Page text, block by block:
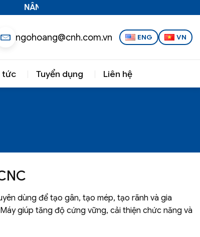
NÂNG TẦM CÔNG NGHỆ VIỆT
ngohoang@cnh.com.vn ENG VN
tức Tuyển dụng Liên hệ
dùng để tạo gân, tạo mép, tạo rãnh và gia
giúp tăng độ cứng vững, cải thiện chức năng và